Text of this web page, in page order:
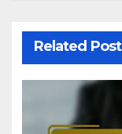
Related Post